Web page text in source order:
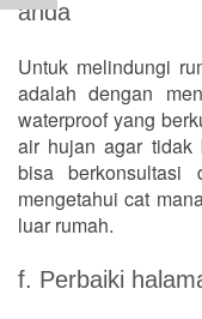
anda
Untuk melindungi
adalah dengan
waterproof yang
air hujan agar tidak
bisa berkonsultasi
mengetahui cat
luar rumah.
f. Perbaiki